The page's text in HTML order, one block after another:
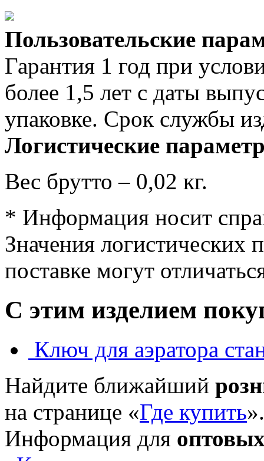
Пользовательские
Гарантия 1 год при
более 1,5 лет с даты
упаковке. Срок службы
Логистические
Вес брутто – 0,02 кг.
* Информация носит
Значения логистических
поставке могут
С этим изделием
Ключ для аэратора
Найдите ближайший
на странице «Где купить».
Информация для